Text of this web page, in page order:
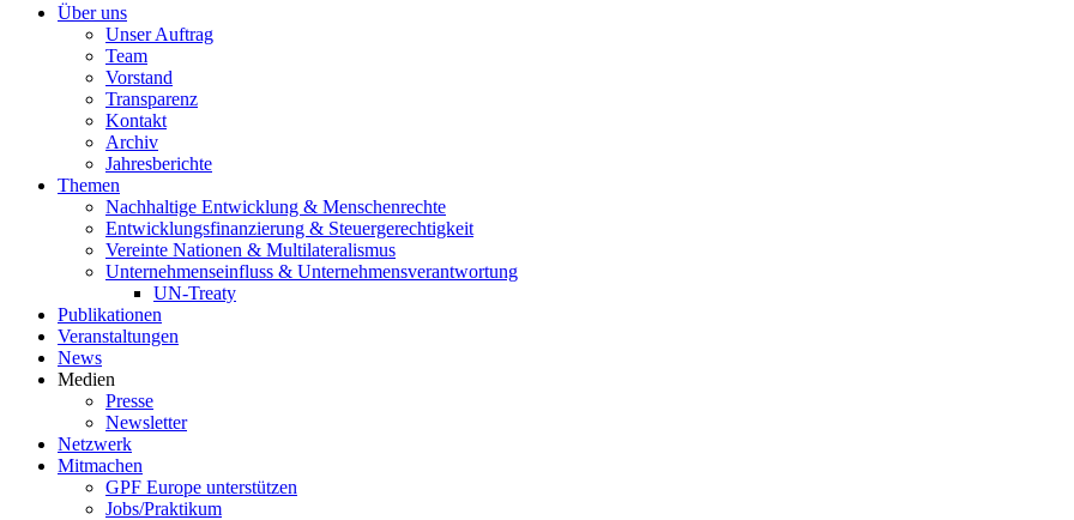
Über uns
Unser Auftrag
Team
Vorstand
Transparenz
Kontakt
Archiv
Jahresberichte
Themen
Nachhaltige Entwicklung & Menschenrechte
Entwicklungsfinanzierung & Steuergerechtigkeit
Vereinte Nationen & Multilateralismus
Unternehmenseinfluss & Unternehmensverantwortung
UN-Treaty
Publikationen
Veranstaltungen
News
Medien
Presse
Newsletter
Netzwerk
Mitmachen
GPF Europe unterstützen
Jobs/Praktikum